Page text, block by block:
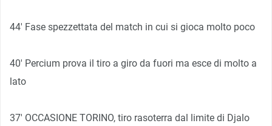
44′ Fase spezzettata del match in cui si gioca molto poco
40′ Percium prova il tiro a giro da fuori ma esce di molto a
lato
37′ OCCASIONE TORINO, tiro rasoterra dal limite di Djalo